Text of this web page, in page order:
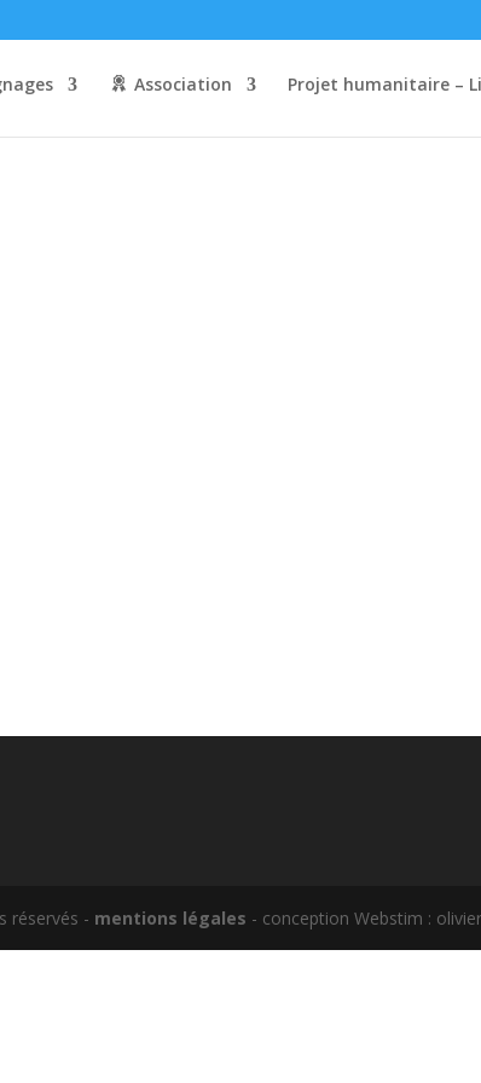
Association Projet humanitaire –
réservés - mentions légales - conception Webstim :